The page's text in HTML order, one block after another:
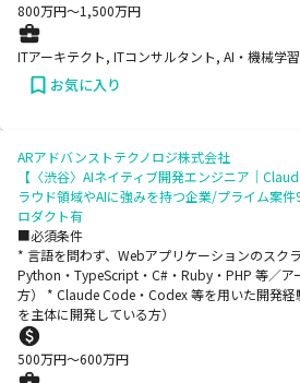
800万円〜1,500万円
ITアーキテクト, ITコンサルタント, AI・機械学
お気に入り
ARアドバンストテクノロジ株式会社
【〈渋谷〉AIネイティブ開発エンジニア｜
ラウド領域やAIに強みを持つ企業/プライム案
ロダクト有
■必須条件
* 言語を問わず、Webアプリケーションのスク
Python・TypeScript・C#・Ruby・PHP 等／ア
方） * Claude Code・Codex 等を用いた開発経
を主体に開発している方）
500万円〜600万円